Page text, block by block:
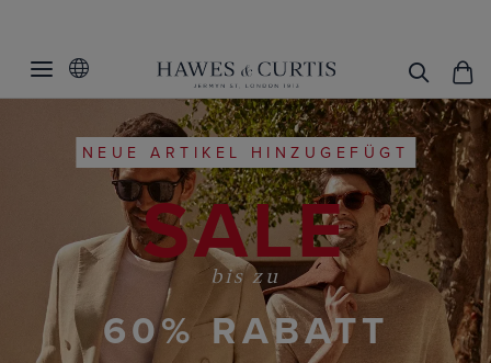
NEUE ARTIKEL HINZUGEFÜGT
SALE
bis zu
60% RABATT